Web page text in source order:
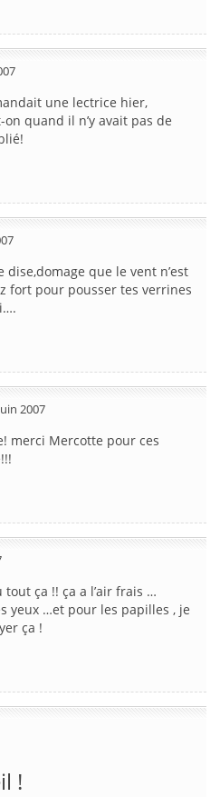
une lectrice hier,
quand il n’y avait pas de
dise,domage que le vent n’est
fort pour pousser tes verrines
2007
merci Mercotte pour ces
tout ça !! ça a l’air frais …
yeux …et pour les papilles , je
ça !
!